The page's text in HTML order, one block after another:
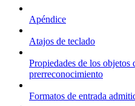
Apéndice
Atajos de teclado
Propiedades de los objetos
prerreconocimiento
Formatos de entrada